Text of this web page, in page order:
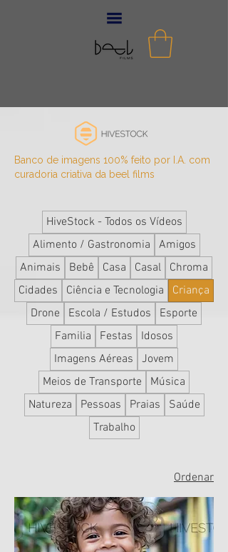
Banco de imagens 100% feito por I.A. com
curadoria criativa da beel films
HiveStock - Todos os Vídeos
Alimento / Gastronomia
Amigos
Animais
Bebê Casa Casal
Chroma
Cidades
Ciência e Tecnologia
Criança
Drone
Escola / Estudos
Esporte
Familia
Festas
Idosos
Imagens Aéreas
Jovem
Meios de Transporte
Música
Natureza
Pessoas Praias
Saúde
Trabalho
Ordenar